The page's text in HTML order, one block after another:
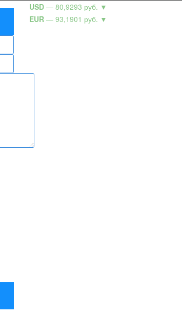
USD — 80,9293 руб. ▼
EUR — 93,1901 руб. ▼